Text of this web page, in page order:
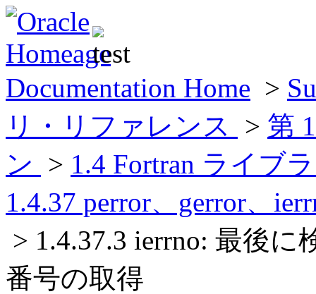
Documentation Home >
リ・リファレンス
> 第
ン
> 1.4 Fortran ライブ
1.4.37 perror、gerror、
> 1.4.37.3 ierrno: 最後
番号の取得